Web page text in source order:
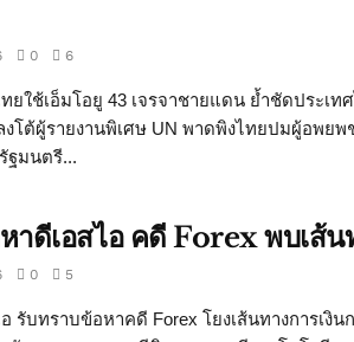
0 6
ทยใช้เอ็มโอยู 43 เจรจาชายแดน ย้ำชัดประ
ต้ผู้รายงานพิเศษ UN พาดพิงไทยปมผู้อพยพ
ฐมนตรี...
ดีเอสไอ คดี Forex พบเส้น
0 5
รับทราบข้อหาคดี Forex โยงเส้นทางการเงิ